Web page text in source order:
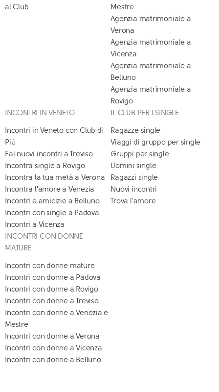
al Club
Mestre
Agenzia matrimoniale a
Verona
Agenzia matrimoniale a
Vicenza
Agenzia matrimoniale a
Belluno
Agenzia matrimoniale a
Rovigo
INCONTRI IN VENETO
Incontri in Veneto con Club di
Più
Fai nuovi incontri a Treviso
Incontra single a Rovigo
Incontra la tua metà a Verona
Incontra l'amore a Venezia
Incontri e amicizie a Belluno
Incontri con single a Padova
Incontri a Vicenza
IL CLUB PER I SINGLE
Ragazze single
Viaggi di gruppo per single
Gruppi per single
Uomini single
Ragazzi single
Nuovi incontri
Trova l'amore
INCONTRI CON DONNE
MATURE
Incontri con donne mature
Incontri con donne a Padova
Incontri con donne a Rovigo
Incontri con donne a Treviso
Incontri con donne a Venezia e
Mestre
Incontri con donne a Verona
Incontri con donne a Vicenza
Incontri con donne a Belluno